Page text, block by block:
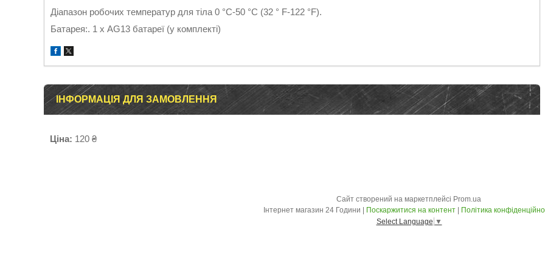
Діапазон робочих температур для тіла 0 °C-50 °C (32 ° F-122 °F).
Батарея:. 1 х AG13 батареї (у комплекті)
ІНФОРМАЦІЯ ДЛЯ ЗАМОВЛЕННЯ
Ціна: 120 ₴
Сайт створений на маркетплейсі Prom.ua
Поскаржитися на контент
Політика
Select Language ▼